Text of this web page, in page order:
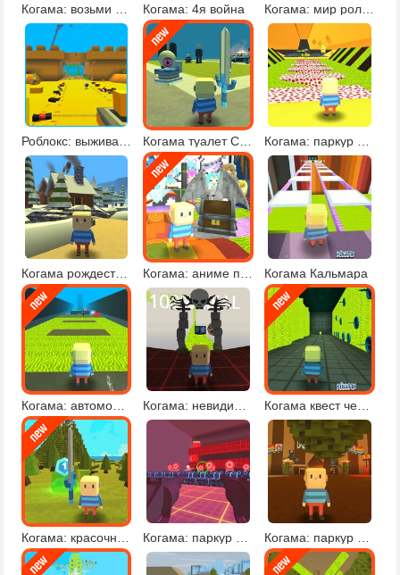
Когама: 4я война Когама: мир роликовых машин онлайн
Когама туалет Скибиди
Когама рождественское приключение Когама Кальмара
Когама: автомобильный паркур Когама квест челлендж